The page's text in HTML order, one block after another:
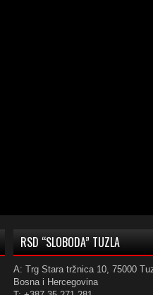
RSD “SLOBODA” TUZLA
A: Trg Stara tržnica 10, 75000
Bosna i Hercegovina